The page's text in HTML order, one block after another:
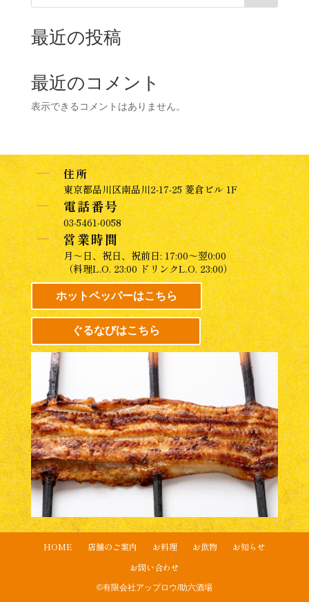
最近の投稿
最近のコメント
表示できるコメントはありません。
K 住所
東京都品川区南品川2-17-25 菱倉ビル 1F
K 電話番号
03-5461-0058
K 営業時間
月～日、祝日、祝前日: 17:00～翌0:00
（料理L.O. 23:00 ドリンクL.O. 23:00）
ホットペッパーはこちら
ぐるなびはこちら
HOME 店舗のご案内 お料理 お飲物
お知らせ
お問い合わせ
©有限会社アップロウ/助六酒場